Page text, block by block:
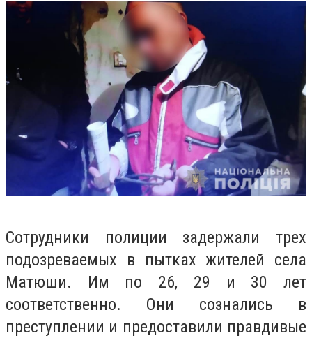
Сотрудники полиции задержали трех
подозреваемых в пытках жителей села
Матюши. Им по 26, 29 и 30 лет
соответственно. Они сознались в
преступлении и предоставили правдивые